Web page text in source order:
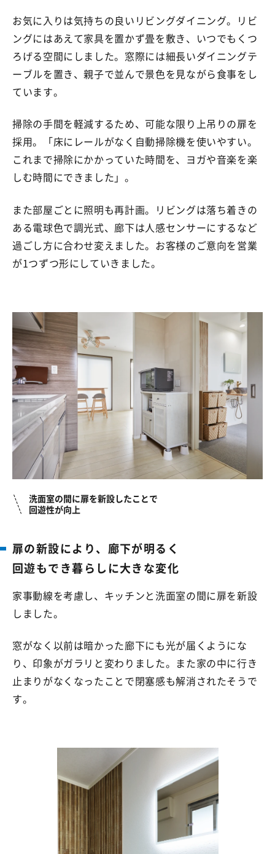
お気に入りは気持ちの良いリビングダイニング。リビ
ングにはあえて家具を置かず畳を敷き、いつでもくつ
ろげる空間にしました。窓際には細長いダイニングテ
ーブルを置き、親子で並んで景色を見ながら食事をし
ています。
掃除の手間を軽減するため、可能な限り上吊りの扉を
採用。「床にレールがなく自動掃除機を使いやすい。
これまで掃除にかかっていた時間を、ヨガや音楽を楽
しむ時間にできました」。
また部屋ごとに照明も再計画。リビングは落ち着きの
ある電球色で調光式、廊下は人感センサーにするなど
過ごし方に合わせ変えました。お客様のご意向を営業
が1つずつ形にしていきました。
洗面室の間に扉を新設したことで
回遊性が向上
扉の新設により、廊下が明るく
回遊もでき暮らしに大きな変化
家事動線を考慮し、キッチンと洗面室の間に扉を新設
しました。
窓がなく以前は暗かった廊下にも光が届くようにな
り、印象がガラリと変わりました。また家の中に行き
止まりがなくなったことで閉塞感も解消されたそうで
す。